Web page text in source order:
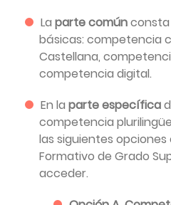
La parte común
básicas: competencia
Castellana,
competencia digital.
En la parte específica
competencia
las siguientes
Formativo de Grado
acceder.